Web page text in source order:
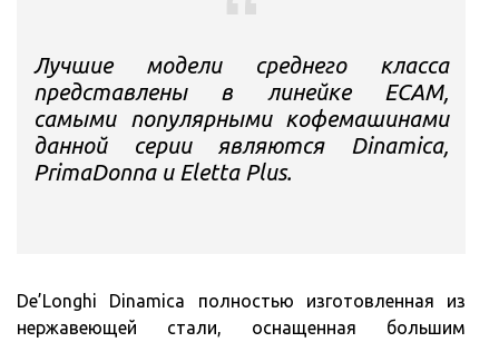
Лучшие модели среднего класса
представлены в линейке ECAM,
самыми популярными кофемашинами
данной серии являются Dinamica,
PrimaDonna и Eletta Plus.
De’Longhi Dinamica полностью изготовленная из
нержавеющей стали, оснащенная большим